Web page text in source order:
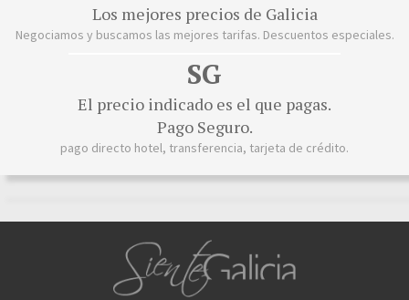
Los mejores precios de Galicia
Negociamos y buscamos las mejores tarifas. Descuentos especiales.
SG
El precio indicado es el que pagas.
Pago Seguro.
pago directo hotel, transferencia, tarjeta de crédito.